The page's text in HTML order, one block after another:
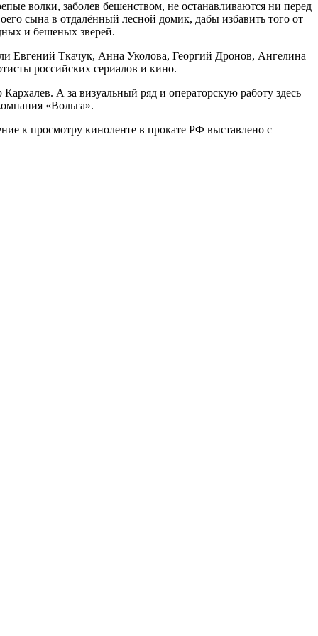
волки, заболев бешенством, не останавливаются ни перед
сына в отдалённый лесной домик, дабы избавить того от
и бешеных зверей.
Евгений Ткачук, Анна Уколова, Георгий Дронов, Ангелина
российских сериалов и кино.
А за визуальный ряд и операторскую работу здесь
«Вольга».
к просмотру киноленте в прокате РФ выставлено с